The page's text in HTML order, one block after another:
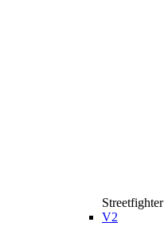
Streetfighter
V2